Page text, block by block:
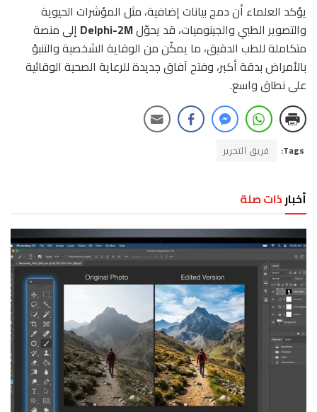
يؤكد العلماء أن دمج بيانات إضافية، مثل المؤشرات الحيوية
والتصوير الطبي والجينوميات، قد يحوّلDelphi-2M إلى منصة
متكاملة للطب الدقيق، ما يمكّن من الوقاية الشخصية والتنبؤ
بالأمراض بدقة أكبر، وفتح آفاق جديدة للرعاية الصحية الوقائية
على نطاق واسع.
Tags: فريق التحرير
أخبارذات صلة